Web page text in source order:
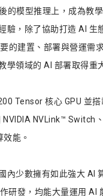
的模型推理上，成為教
，除了協助打造 AI
建置、部署與營運需
學領域的 AI 部署取得重
Tensor 核心 GPU 並
NVIDIA NVLink™
能。
少數擁有如此強大
研發，均能大量運用